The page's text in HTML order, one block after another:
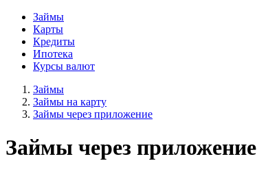
Займы
Карты
Кредиты
Ипотека
Курсы валют
Займы
Займы на карту
Займы через приложение
Займы через приложение